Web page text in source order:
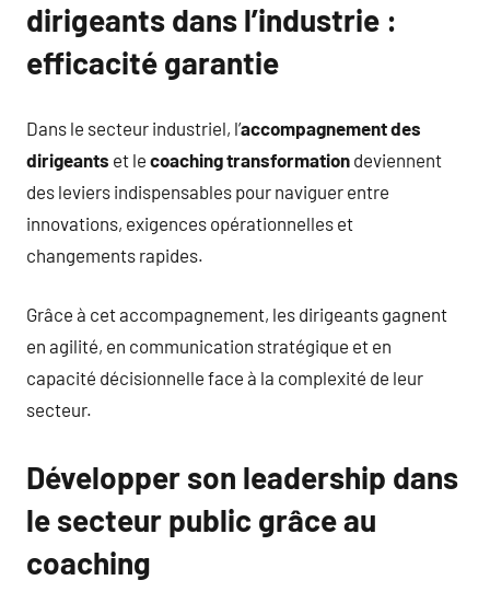
dirigeants dans l’industrie :
efficacité garantie
Dans le secteur industriel, l’accompagnement des
dirigeants et le coaching transformation deviennent
des leviers indispensables pour naviguer entre
innovations, exigences opérationnelles et
changements rapides.
Grâce à cet accompagnement, les dirigeants gagnent
en agilité, en communication stratégique et en
capacité décisionnelle face à la complexité de leur
secteur.
Développer son leadership dans
le secteur public grâce au
coaching